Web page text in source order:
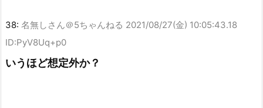
38: 名無しさん＠5ちゃんねる 2021/08/27(金) 10:05:43.18
ID:PyV8Uq+p0
いうほど想定外か？